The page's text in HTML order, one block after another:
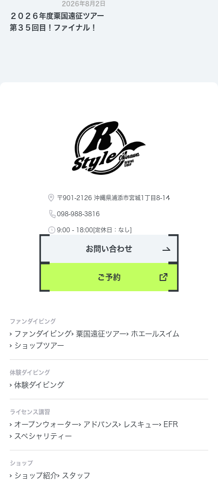
2026年8月2日
２０２６年度粟国遠征ツアー
第３５回目！ファイナル！
〒901-2126 沖縄県浦添市宮城1丁目8-14
098-988-3816
9:00 - 18:00[定休日：なし]
お問い合わせ
ご予約
ファンダイビング
ファンダイビング 粟国遠征ツアー
ホエールスイム
ショップツアー
体験ダイビング
体験ダイビング
ライセンス講習
オープンウォーター アドバンス レスキュー
EFR
スペシャリティー
ショップ
ショップ紹介 スタッフ